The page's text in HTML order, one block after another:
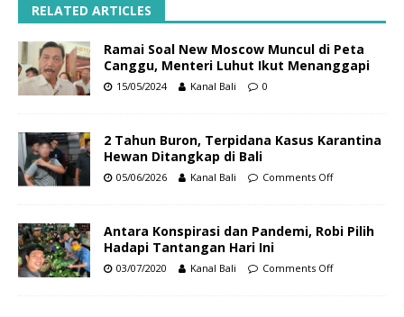
RELATED ARTICLES
Ramai Soal New Moscow Muncul di Peta
Canggu, Menteri Luhut Ikut Menanggapi
15/05/2024 Kanal Bali 0
2 Tahun Buron, Terpidana Kasus Karantina
Hewan Ditangkap di Bali
05/06/2026 Kanal Bali Comments Off
Antara Konspirasi dan Pandemi, Robi Pilih
Hadapi Tantangan Hari Ini
03/07/2020 Kanal Bali Comments Off